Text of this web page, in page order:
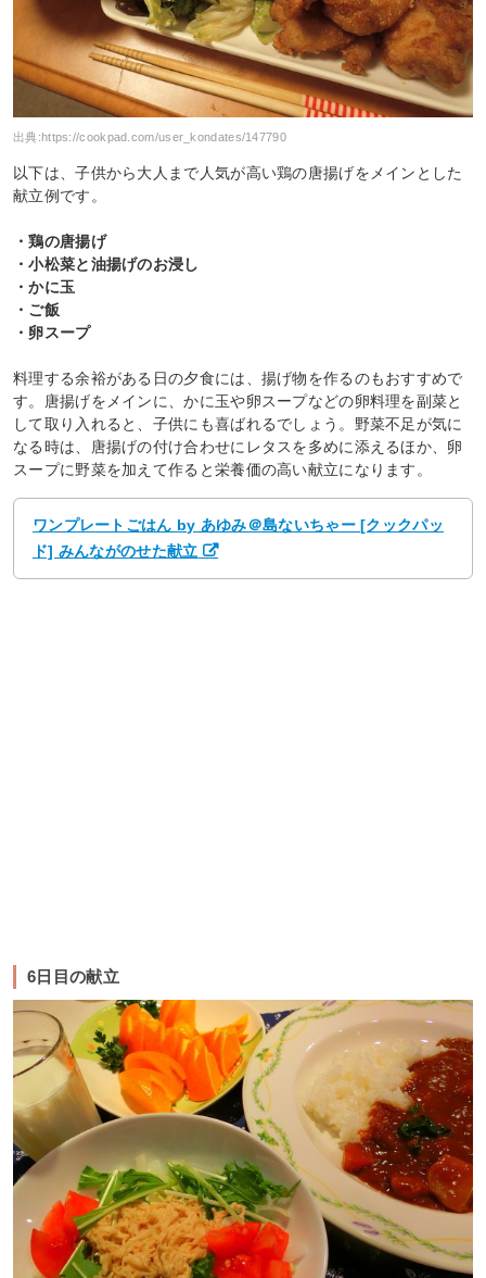
出典:https://cookpad.com/user_kondates/147790
以下は、子供から大人まで人気が高い鶏の唐揚げをメインとした
献立例です。
・鶏の唐揚げ
・小松菜と油揚げのお浸し
・かに玉
・ご飯
・卵スープ
料理する余裕がある日の夕食には、揚げ物を作るのもおすすめで
す。唐揚げをメインに、かに玉や卵スープなどの卵料理を副菜と
して取り入れると、子供にも喜ばれるでしょう。野菜不足が気に
なる時は、唐揚げの付け合わせにレタスを多めに添えるほか、卵
スープに野菜を加えて作ると栄養価の高い献立になります。
ワンプレートごはん by あゆみ＠島ないちゃー [クックパッ
ド] みんながのせた献立
6日目の献立